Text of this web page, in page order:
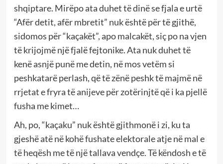
shqiptare. Mirëpo ata duhet të dinë se fjala e urtë
“Afër detit, afër mbretit” nuk është për të gjithë,
sidomos për “kaçakët”, apo malcakët, siç po na vjen
të krijojmë një fjalë fejtonike. Ata nuk duhet të
kenë asnjë punë me detin, në mos vetëm si
peshkatarë perlash, që të zënë peshk të majmë në
rrjetat e fryra të anijeve për zotërinjtë që i ka pjellë
fusha me kimet…
Ah, po, “kaçaku” nuk është gjithmonë i zi, ku ta
gjeshë atë në kohë fushate elektorale atje në mal e
të heqësh me të një tallava vendçe. Të këndosh e të